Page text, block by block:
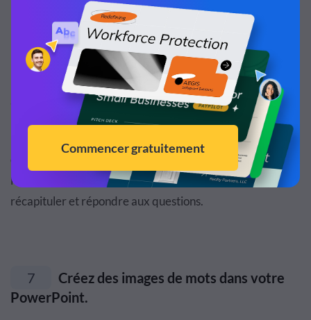
Les endroits où vous vous arrêteriez naturellement dans
la présentation sont souvent négligés car les
présentateurs en ligne confondent le silence du public
avec la compréhension.
Pour vous assurer de ne pas laisser votre auditoire dans la
confusion, préparez une diapositive récapitulative avec
les points clés après chaque section et arrêtez-vous pour
récapituler et répondre aux questions.
7
Créez des images de mots dans votre
PowerPoint.